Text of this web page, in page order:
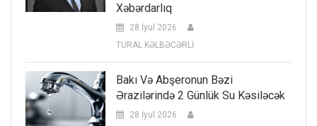
Xəbərdarlıq
28 İyul 2026
TURAL KƏLBƏCƏRLİ
Bakı Və Abşeronun Bəzi
Ərazilərində 2 Günlük Su Kəsiləcək
28 İyul 2026